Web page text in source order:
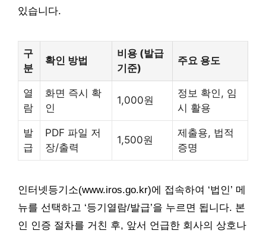
있습니다.
구
분
확인 방법
비용 (발급
기준)
주요 용도
열
람
화면 즉시 확
인
1,000원
정보 확인, 임
시 활용
발
급
PDF 파일 저
장/출력
1,500원
제출용, 법적
증명
인터넷등기소(www.iros.go.kr)에 접속하여 ‘법인’ 메
뉴를 선택하고 ‘등기열람/발급’을 누르면 됩니다. 본
인 인증 절차를 거친 후, 앞서 언급한 회사의 상호나